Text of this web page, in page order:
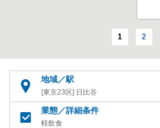
1 2
地域／駅
[東京23区] 日比谷
業態／詳細条件
軽飲食